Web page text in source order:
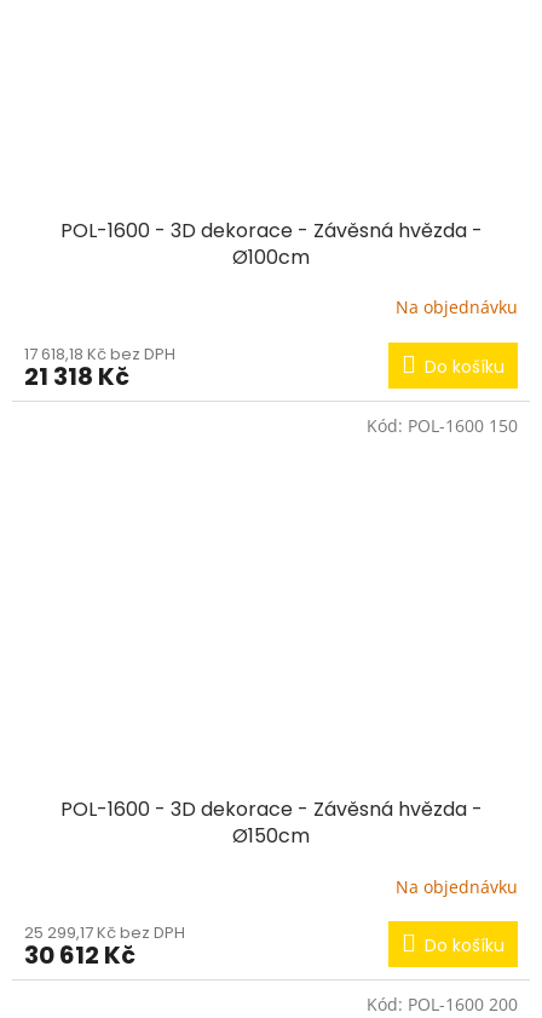
POL-1600 - 3D dekorace - Závěsná hvězda -
Ø100cm
Na objednávku
17 618,18 Kč bez DPH
21 318 Kč Do košíku
POL-1600 - 3D dekorace - Závěsná hvězda -
Ø150cm
Na objednávku
25 299,17 Kč bez DPH
30 612 Kč Do košíku
Kód: POL-1600 150
Kód: POL-1600 200